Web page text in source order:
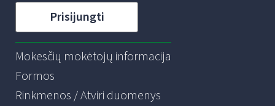
Prisijungti
Mokesčių mokėtojų informacija
Formos
Rinkmenos / Atviri duomenys